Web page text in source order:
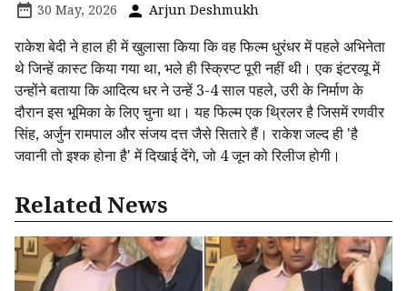
30 May, 2026 Arjun Deshmukh
राकेश बेदी ने हाल ही में खुलासा किया कि वह फिल्म धुरंधर में पहले अभिनेता
थे जिन्हें कास्ट किया गया था, भले ही स्क्रिप्ट पूरी नहीं थी। एक इंटरव्यू में
उन्होंने बताया कि आदित्य धर ने उन्हें 3-4 साल पहले, उरी के निर्माण के
दौरान इस भूमिका के लिए चुना था। यह फिल्म एक थ्रिलर है जिसमें रणवीर
सिंह, अर्जुन रामपाल और संजय दत्त जैसे सितारे हैं। राकेश जल्द ही 'है
जवानी तो इश्क होना है' में दिखाई देंगे, जो 4 जून को रिलीज होगी।
Related News